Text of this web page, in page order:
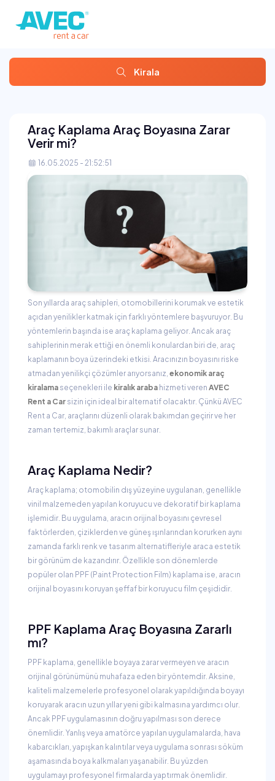
Kirala
Araç Kaplama Araç Boyasına Zarar
Verir mi?
16.05.2025 - 21:52:51
Son yıllarda araç sahipleri, otomobillerini korumak ve estetik
açıdan yenilikler katmak için farklı yöntemlere başvuruyor. Bu
yöntemlerin başında ise araç kaplama geliyor. Ancak araç
sahiplerinin merak ettiği en önemli konulardan biri de, araç
kaplamanın boya üzerindeki etkisi. Aracınızın boyasını riske
atmadan yenilikçi çözümler arıyorsanız, ekonomik araç
kiralama seçenekleri ile kiralık araba hizmeti veren AVEC
Rent a Car sizin için ideal bir alternatif olacaktır. Çünkü AVEC
Rent a Car, araçlarını düzenli olarak bakımdan geçirir ve her
zaman tertemiz, bakımlı araçlar sunar.
Araç Kaplama Nedir?
Araç kaplama; otomobilin dış yüzeyine uygulanan, genellikle
vinil malzemeden yapılan koruyucu ve dekoratif bir kaplama
işlemidir. Bu uygulama, aracın orijinal boyasını çevresel
faktörlerden, çiziklerden ve güneş ışınlarından korurken aynı
zamanda farklı renk ve tasarım alternatifleriyle araca estetik
bir görünüm de kazandırır. Özellikle son dönemlerde
popüler olan PPF (Paint Protection Film) kaplama ise, aracın
orijinal boyasını koruyan şeffaf bir koruyucu film çeşididir.
PPF Kaplama Araç Boyasına Zararlı
mı?
PPF kaplama, genellikle boyaya zarar vermeyen ve aracın
orijinal görünümünü muhafaza eden bir yöntemdir. Aksine,
kaliteli malzemelerle profesyonel olarak yapıldığında boyayı
koruyarak aracın uzun yıllar yeni gibi kalmasına yardımcı olur.
Ancak PPF uygulamasının doğru yapılması son derece
önemlidir. Yanlış veya amatörce yapılan uygulamalarda, hava
kabarcıkları, yapışkan kalıntılar veya uygulama sonrası söküm
aşamasında boya kalkmaları yaşanabilir. Bu yüzden
uygulamayı profesyonel firmalarda yaptırmak önemlidir.